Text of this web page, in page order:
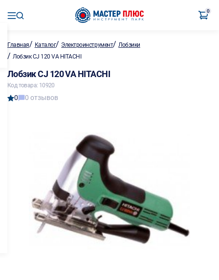
0
Главная/ Каталог/ Электроинструмент/Лобзики
/ Лобзик CJ 120 VA HITACHI
Лобзик CJ 120 VA HITACHI
Код товара: 10920
0 0 отзывов